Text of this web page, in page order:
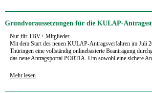
Grundvoraussetzungen für die KULAP-
Nur für TBV+ Mitglieder
Mit dem Start des neuen KULAP-Antragsverfahren im Juli
Thüringen eine vollständig onlinebasierte Beantragung
das neue Antragsportal PORTIA. Um sowohl eine sichere
Mehr lesen